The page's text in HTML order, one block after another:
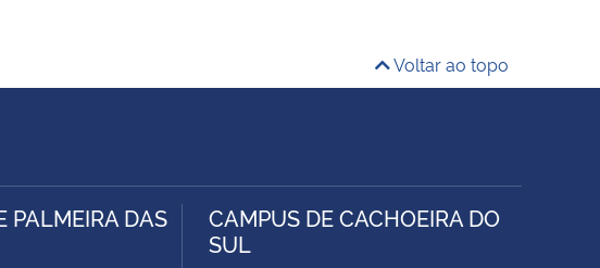
Voltar ao topo
PALMEIRA DAS
CAMPUS DE CACHOEIRA DO
SUL